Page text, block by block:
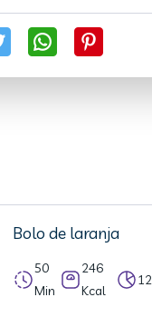
Bolo de laranja
50
Min
246
Kcal
12